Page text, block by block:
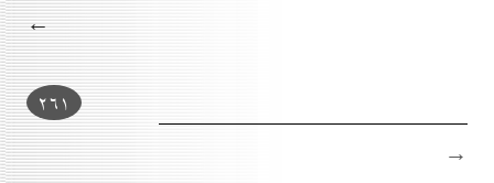
←
۲٦۱
→